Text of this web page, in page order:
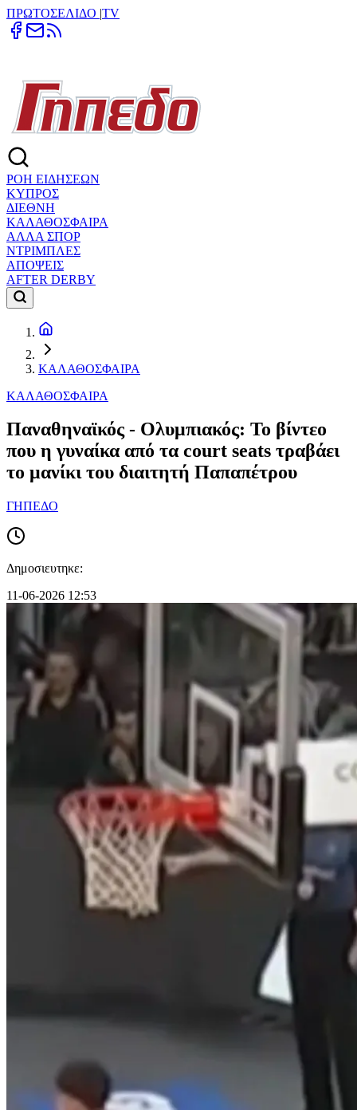
ΠΡΩΤΟΣΕΛΙΔΟ |TV
ΡΟΗ ΕΙΔΗΣΕΩΝ
ΚΥΠΡΟΣ
ΔΙΕΘΝΗ
ΚΑΛΑΘΟΣΦΑΙΡΑ
ΑΛΛΑ ΣΠΟΡ
ΝΤΡΙΜΠΛΕΣ
ΑΠΟΨΕΙΣ
AFTER DERBY
ΚΑΛΑΘΟΣΦΑΙΡΑ
ΚΑΛΑΘΟΣΦΑΙΡΑ
Παναθηναϊκός - Ολυμπιακός: Το βίντεο
που η γυναίκα από τα court seats τραβάει
το μανίκι του διαιτητή Παπαπέτρου
ΓΗΠΕΔΟ
Δημοσιευτηκε:
11-06-2026 12:53